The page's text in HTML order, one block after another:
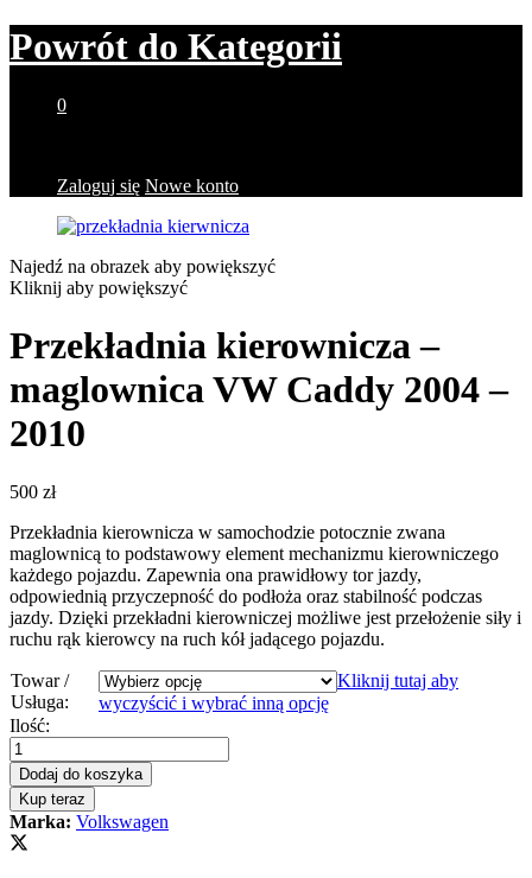
Powrót do Kategorii
0
Zaloguj się Nowe konto
Najedź na obrazek aby powiększyć
Kliknij aby powiększyć
Przekładnia kierownicza –
maglownica VW Caddy 2004 –
2010
500 zł
Przekładnia kierownicza w samochodzie potocznie zwana
maglownicą to podstawowy element mechanizmu kierowniczego
każdego pojazdu. Zapewnia ona prawidłowy tor jazdy,
odpowiednią przyczepność do podłoża oraz stabilność podczas
jazdy. Dzięki przekładni kierowniczej możliwe jest przełożenie siły i
ruchu rąk kierowcy na ruch kół jadącego pojazdu.
Towar /
Usługa:
Kliknij tutaj aby
wyczyścić i wybrać inną opcję
Przekładnia
kierownicza
-
maglownica
VW
Caddy
2004
Ilość:
Dodaj do koszyka
Kup teraz
Marka: Volkswagen